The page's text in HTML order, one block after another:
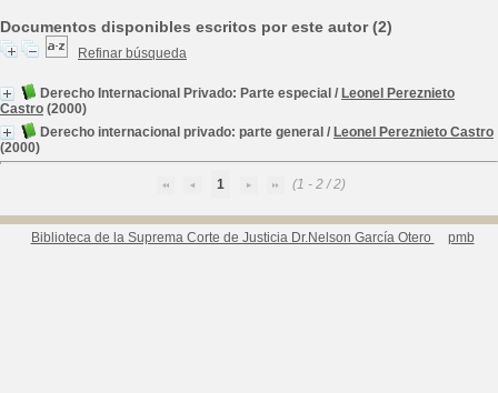
Documentos disponibles escritos por este autor (2)
Refinar búsqueda
Derecho Internacional Privado: Parte especial / Leonel Pereznieto
Castro (2000)
Derecho internacional privado: parte general / Leonel Pereznieto Castro
(2000)
1 (1 - 2 / 2)
Biblioteca de la Suprema Corte de Justicia Dr.Nelson García Otero pmb